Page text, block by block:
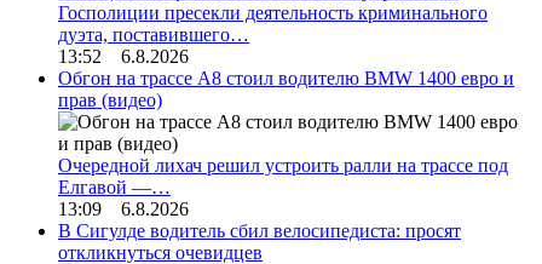
Госполиции пресекли деятельность криминального
дуэта, поставившего…
13:52 6.8.2026
Обгон на трассе А8 стоил водителю BMW 1400 евро и
прав (видео)
Очередной лихач решил устроить ралли на трассе под
Елгавой —…
13:09 6.8.2026
В Сигулде водитель сбил велосипедиста: просят
откликнуться очевидцев